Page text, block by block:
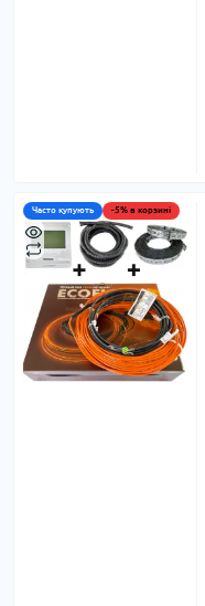
Часто купують -5% в корзині